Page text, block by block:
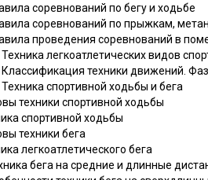
соревнований по бегу и ходьбе
соревнований по прыжкам,
проведения соревнований в
Техника легкоатлетических видов
Классификация техники движений.
Техника спортивной ходьбы и бега
техники спортивной ходьбы
спортивной ходьбы
техники бега
легкоатлетического бега
бега на средние и длинные